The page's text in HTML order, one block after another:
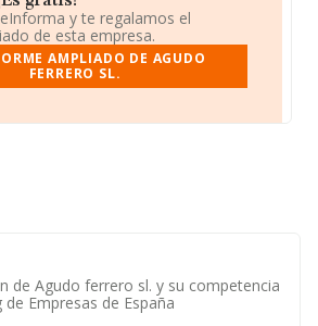
y te regalamos el
de esta empresa.
AMPLIADO DE AGUDO
FERRERO SL.
de Agudo ferrero sl. y su competencia
Empresas de España